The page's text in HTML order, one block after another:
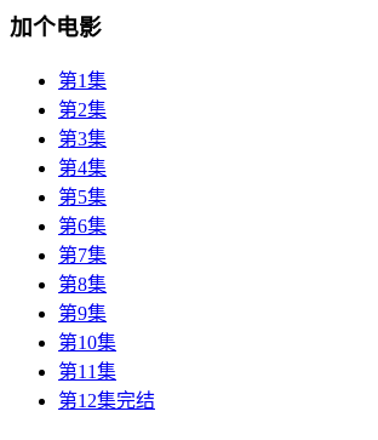
加个电影
第1集
第2集
第3集
第4集
第5集
第6集
第7集
第8集
第9集
第10集
第11集
第12集完结